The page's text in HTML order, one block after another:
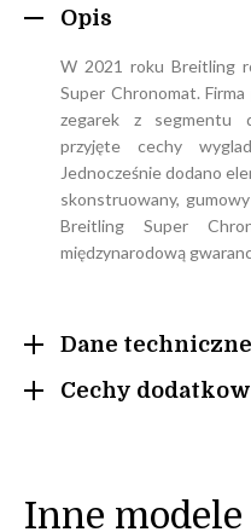
Opis
W 2021 roku Breitling
Super Chronomat.
zegarek z segmentu
przyjęte cechy
Jednocześnie dodano
skonstruowany,
Breitling Super
międzynarodową
Dane techniczne
Cechy
Inne